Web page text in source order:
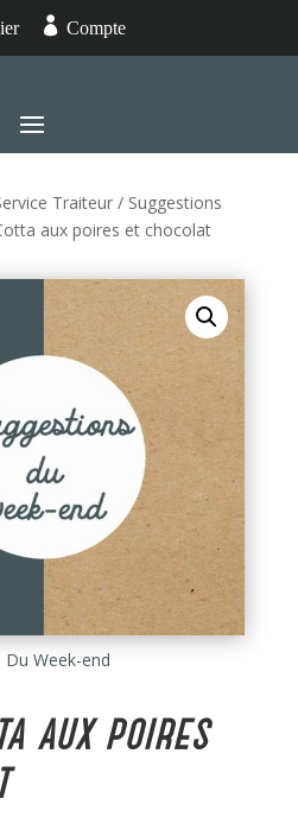
 Compte
Traiteur/ Suggestions
aux poires et chocolat
Week-end
aux poires